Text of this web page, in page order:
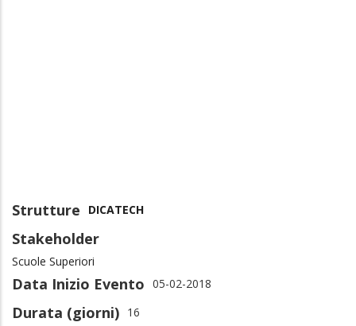
Strutture DICATECH
Stakeholder
Scuole Superiori
Data Inizio Evento 05-02-2018
Durata (giorni) 16